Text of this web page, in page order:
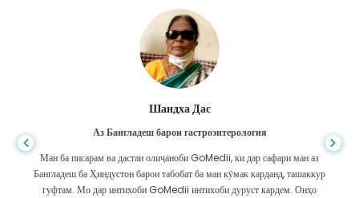
Шандха Дас
Аз Бангладеш барои гастроэнтерология
Ман ба писарам ва дастаи олиҷаноби GoMedii, ки дар сафари ман аз
Бангладеш ба Ҳиндустон барои табобат ба ман кӯмак карданд, ташаккур
гуфтам. Мо дар интихоби GoMedii интихоби дуруст кардем. Онҳо